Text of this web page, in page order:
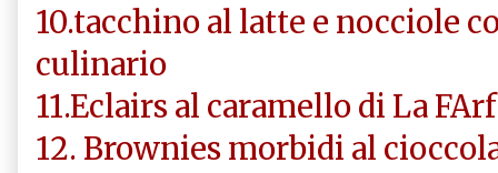
10.tacchino al latte e nocciole
culinario
11.Eclairs al caramello di La
12. Brownies morbidi al